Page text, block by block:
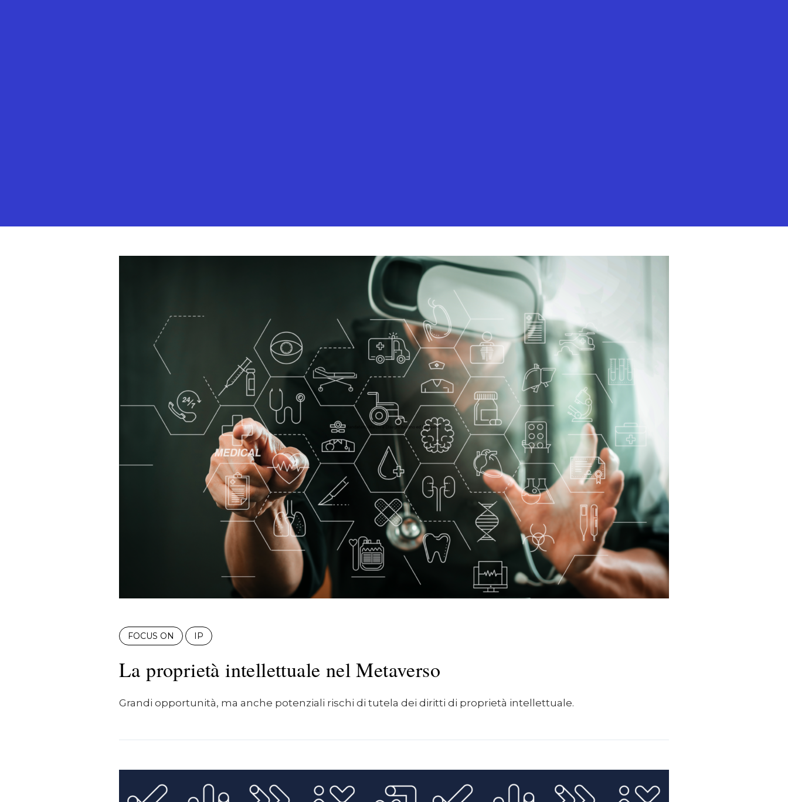
FOCUS ON IP
La proprietà intellettuale nel Metaverso
Grandi opportunità, ma anche potenziali rischi di tutela dei diritti di proprietà intellettuale.